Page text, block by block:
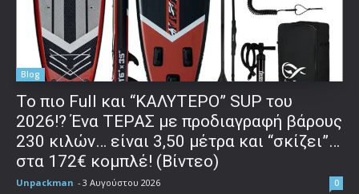
Blog
To πιο Full και “ΚΑΛΥΤΕΡΟ” SUP του
2026!? Ένα ΤΕΡΑΣ με προδιαγραφή βάρους
230 κιλών… είναι 3,50 μέτρα και “σκίζει”…
στα 172€ κομπλέ! (Βίντεο)
Unpackman - 3 Αυγούστου 2026 0